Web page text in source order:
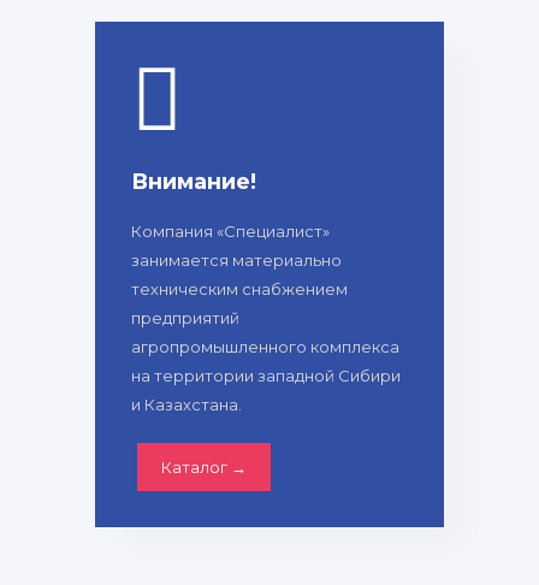
Внимание!
Компания «Специалист»
занимается материально
техническим снабжением
предприятий
агропромышленного комплекса
на территории западной Сибири
и Казахстана.
Каталог →